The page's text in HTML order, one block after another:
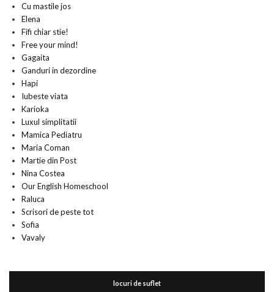
Cu mastile jos
Elena
Fifi chiar stie!
Free your mind!
Gagaita
Ganduri in dezordine
Hapi
Iubeste viata
Karioka
Luxul simplitatii
Mamica Pediatru
Maria Coman
Martie din Post
Nina Costea
Our English Homeschool
Raluca
Scrisori de peste tot
Sofia
Vavaly
locuri de suflet